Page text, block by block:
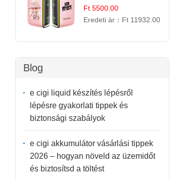
eldobható e-Cigaretta |
IBvape Bar
Ft 5500.00
Eredeti ár： Ft 11932.00
Blog
e cigi liquid készítés lépésről
lépésre gyakorlati tippek és
biztonsági szabályok
e cigi akkumulátor vásárlási tippek
2026 – hogyan növeld az üzemidőt
és biztosítsd a töltést